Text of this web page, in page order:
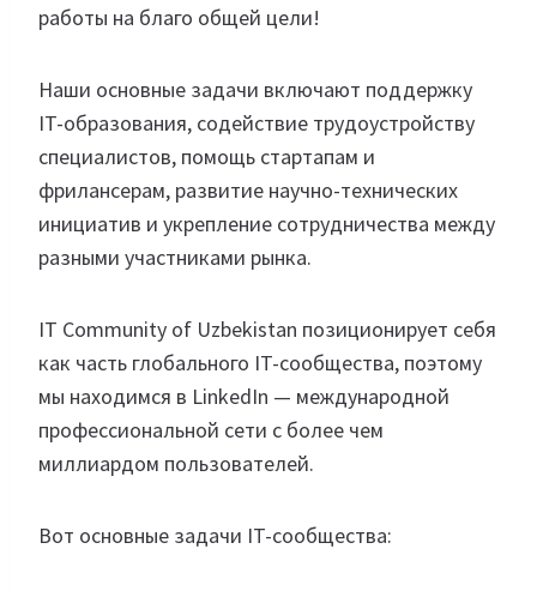
работы на благо общей цели!
Наши основные задачи включают поддержку
IT-образования, содействие трудоустройству
специалистов, помощь стартапам и
фрилансерам, развитие научно-технических
инициатив и укрепление сотрудничества между
разными участниками рынка.
IT Community of Uzbekistan позиционирует себя
как часть глобального IT-сообщества, поэтому
мы находимся в LinkedIn — международной
профессиональной сети с более чем
миллиардом пользователей.
Вот основные задачи IT-сообщества: